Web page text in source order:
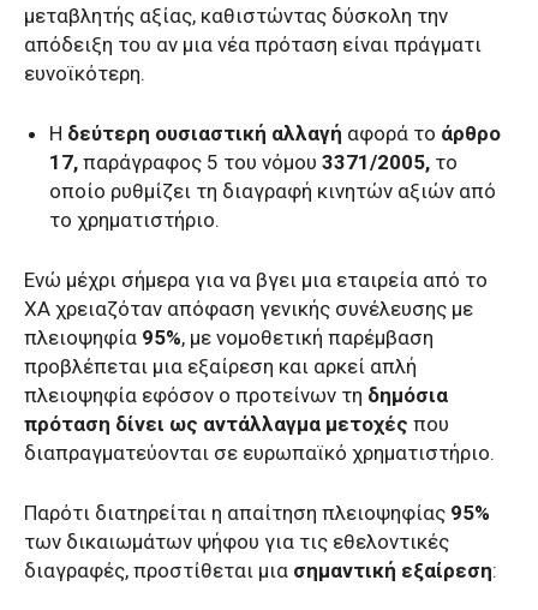
μεταβλητής αξίας, καθιστώντας δύσκολη την
απόδειξη του αν μια νέα πρόταση είναι πράγματι
ευνοϊκότερη.
Η δεύτερη ουσιαστική αλλαγή αφορά το άρθρο
17, παράγραφος 5 του νόμου 3371/2005, το
οποίο ρυθμίζει τη διαγραφή κινητών αξιών από
το χρηματιστήριο.
Ενώ μέχρι σήμερα για να βγει μια εταιρεία από το
ΧΑ χρειαζόταν απόφαση γενικής συνέλευσης με
πλειοψηφία 95%, με νομοθετική παρέμβαση
προβλέπεται μια εξαίρεση και αρκεί απλή
πλειοψηφία εφόσον ο προτείνων τη δημόσια
πρόταση δίνει ως αντάλλαγμα μετοχές που
διαπραγματεύονται σε ευρωπαϊκό χρηματιστήριο.
Παρότι διατηρείται η απαίτηση πλειοψηφίας 95%
των δικαιωμάτων ψήφου για τις εθελοντικές
διαγραφές, προστίθεται μια σημαντική εξαίρεση: